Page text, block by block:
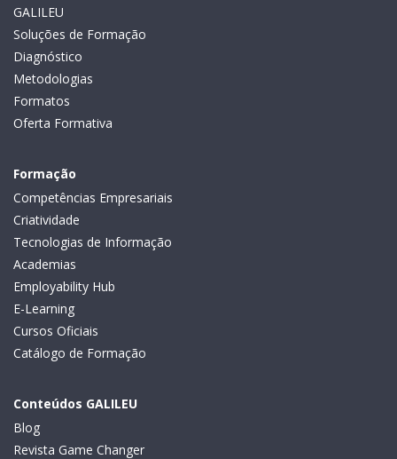
GALILEU
Soluções de Formação
Diagnóstico
Metodologias
Formatos
Oferta Formativa
Formação
Competências Empresariais
Criatividade
Tecnologias de Informação
Academias
Employability Hub
E-Learning
Cursos Oficiais
Catálogo de Formação
Conteúdos GALILEU
Blog
Revista Game Changer